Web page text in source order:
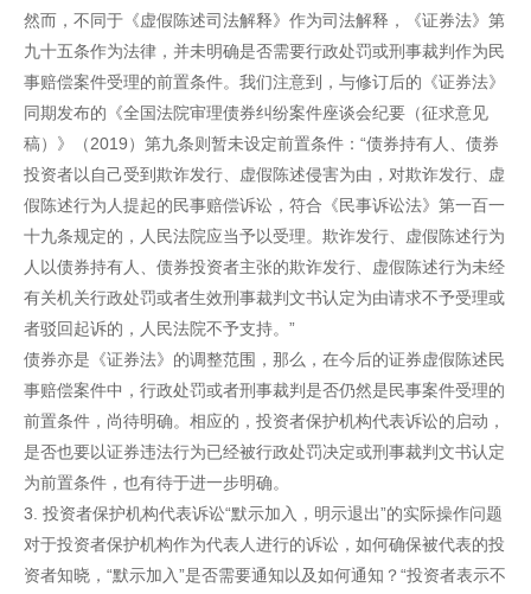
然而，不同于《虚假陈述司法解释》作为司法解释，《证券法》第
九十五条作为法律，并未明确是否需要行政处罚或刑事裁判作为民
事赔偿案件受理的前置条件。我们注意到，与修订后的《证券法》
同期发布的《全国法院审理债券纠纷案件座谈会纪要（征求意见
稿）》（2019）第九条则暂未设定前置条件：“债券持有人、债券
投资者以自己受到欺诈发行、虚假陈述侵害为由，对欺诈发行、虚
假陈述行为人提起的民事赔偿诉讼，符合《民事诉讼法》第一百一
十九条规定的，人民法院应当予以受理。欺诈发行、虚假陈述行为
人以债券持有人、债券投资者主张的欺诈发行、虚假陈述行为未经
有关机关行政处罚或者生效刑事裁判文书认定为由请求不予受理或
者驳回起诉的，人民法院不予支持。”
债券亦是《证券法》的调整范围，那么，在今后的证券虚假陈述民
事赔偿案件中，行政处罚或者刑事裁判是否仍然是民事案件受理的
前置条件，尚待明确。相应的，投资者保护机构代表诉讼的启动，
是否也要以证券违法行为已经被行政处罚决定或刑事裁判文书认定
为前置条件，也有待于进一步明确。
3. 投资者保护机构代表诉讼“默示加入，明示退出”的实际操作问题
对于投资者保护机构作为代表人进行的诉讼，如何确保被代表的投
资者知晓，“默示加入”是否需要通知以及如何通知？“投资者表示不